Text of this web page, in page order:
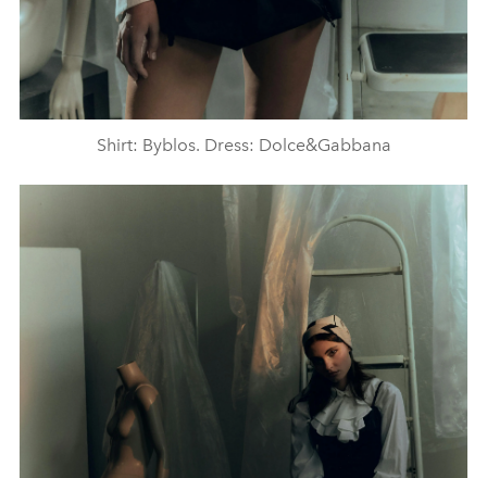
Shirt: Byblos. Dress: Dolce&Gabbana